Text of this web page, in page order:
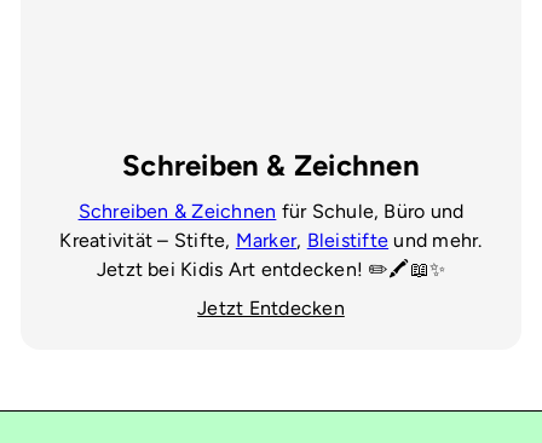
Schreiben & Zeichnen
Schreiben & Zeichnen für Schule, Büro und
Kreativität – Stifte, Marker, Bleistifte und mehr.
Jetzt bei Kidis Art entdecken! ✏️🖍️📖✨
Jetzt Entdecken